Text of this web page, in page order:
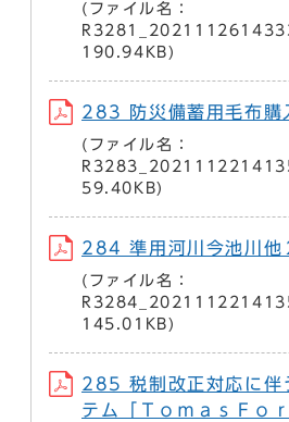
(ファイル名：
190.94KB)
283 防災備蓄用毛布購
(ファイル名：
59.40KB)
284 準用河川今池川他
(ファイル名：
145.01KB)
285 税制改正対応に伴
テム「ＴｏｍａｓＦｏ